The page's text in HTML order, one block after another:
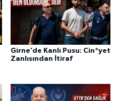
Girne’de Kanlı Pusu: Cin*yet
Zanlısından İtiraf